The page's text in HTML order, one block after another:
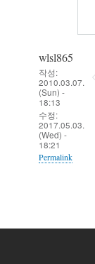
wlsl865
작성:
2010.03.07.
(Sun) -
18:13
수정:
2017.05.03.
(Wed) -
18:21
Permalink
vi